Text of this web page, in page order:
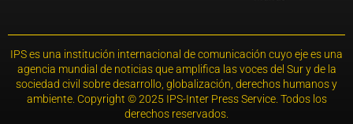
IPS es una institución internacional de comunicación cuyo eje es una
agencia mundial de noticias que amplifica las voces del Sur y de la
sociedad civil sobre desarrollo, globalización, derechos humanos y
ambiente. Copyright © 2025 IPS-Inter Press Service. Todos los
derechos reservados.